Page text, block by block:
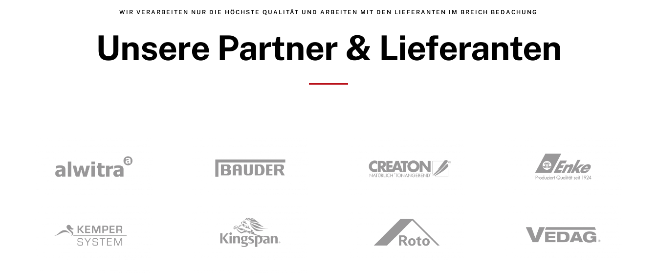
WIR VERARBEITEN NUR DIE HÖCHSTE QUALITÄT UND ARBEITEN MIT DEN LIEFERANTEN IM BREICH BEDACHUNG
Unsere Partner & Lieferanten